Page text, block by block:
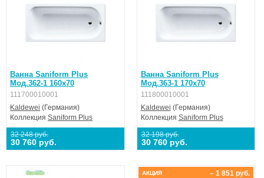
Ванна Saniform Plus
Мод.362-1 160х70
111700010001
Kaldewei (Германия)
Коллекция Saniform Plus
32 248 руб.
30 760 руб.
Ванна Saniform Plus
Мод.363-1 170х70
111800010001
Kaldewei (Германия)
Коллекция Saniform Plus
32 198 руб.
30 760 руб.
– 1 851 руб.
АКЦИЯ